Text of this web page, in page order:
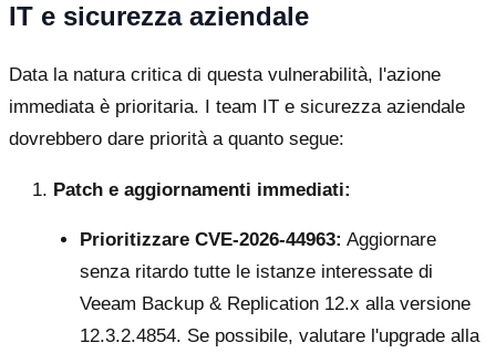
IT e sicurezza aziendale
Data la natura critica di questa vulnerabilità, l'azione
immediata è prioritaria. I team IT e sicurezza aziendale
dovrebbero dare priorità a quanto segue:
Patch e aggiornamenti immediati:
Prioritizzare CVE-2026-44963: Aggiornare
senza ritardo tutte le istanze interessate di
Veeam Backup & Replication 12.x alla versione
12.3.2.4854. Se possibile, valutare l'upgrade alla